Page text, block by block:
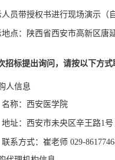
人员带授权书进行现场演示（
点：陕西省西安市高新区唐
招标提出询问 ， 请按以下方式
人信息
名称： 西安医学院
地址： 西安市未央区辛王路1号
联系方式： 崔老师 029-